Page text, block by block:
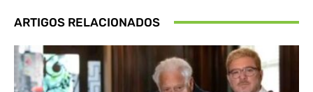
ARTIGOS RELACIONADOS